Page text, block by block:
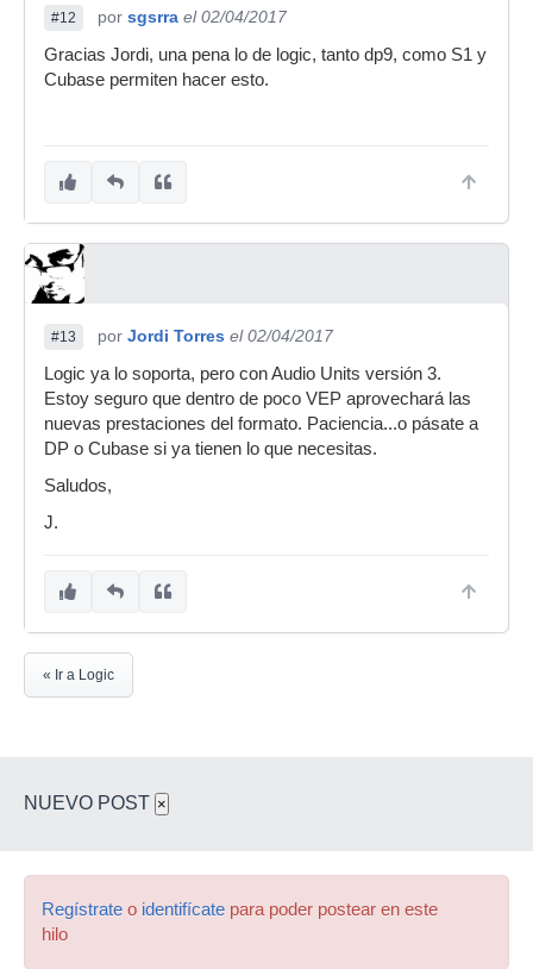
#12 por sgsrra el 02/04/2017
Gracias Jordi, una pena lo de logic, tanto dp9, como S1 y
Cubase permiten hacer esto.
#13 por Jordi Torres el 02/04/2017
Logic ya lo soporta, pero con Audio Units versión 3.
Estoy seguro que dentro de poco VEP aprovechará las
nuevas prestaciones del formato. Paciencia...o pásate a
DP o Cubase si ya tienen lo que necesitas.
Saludos,
J.
« Ir a Logic
NUEVO POST ×
Regístrate o identifícate para poder postear en este
hilo